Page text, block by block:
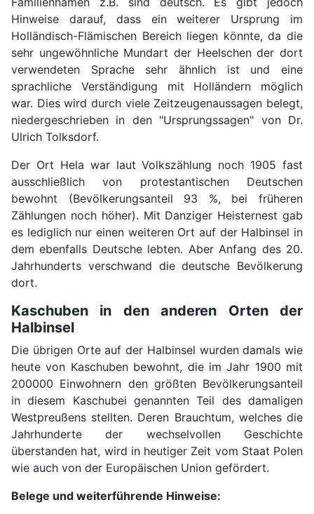
Hinweise darauf, dass ein weiterer Ursprung im
Holländisch-Flämischen Bereich liegen könnte, da die
sehr ungewöhnliche Mundart der Heelschen der dort
verwendeten Sprache sehr ähnlich ist und eine
sprachliche Verständigung mit Holländern möglich
war. Dies wird durch viele Zeitzeugenaussagen belegt,
niedergeschrieben in den "Ursprungssagen" von Dr.
Ulrich Tolksdorf.
Der Ort Hela war laut Volkszählung noch 1905 fast
ausschließlich von protestantischen Deutschen
bewohnt (Bevölkerungsanteil 93 %, bei früheren
Zählungen noch höher). Mit Danziger Heisternest gab
es lediglich nur einen weiteren Ort auf der Halbinsel in
dem ebenfalls Deutsche lebten. Aber Anfang des 20.
Jahrhunderts verschwand die deutsche Bevölkerung
dort.
Kaschuben in den anderen Orten der
Halbinsel
Die übrigen Orte auf der Halbinsel wurden damals wie
heute von Kaschuben bewohnt, die im Jahr 1900 mit
200000 Einwohnern den größten Bevölkerungsanteil
in diesem Kaschubei genannten Teil des damaligen
Westpreußens stellten. Deren Brauchtum, welches die
Jahrhunderte der wechselvollen Geschichte
überstanden hat, wird in heutiger Zeit vom Staat Polen
wie auch von der Europäischen Union gefördert.
Belege und weiterführende Hinweise: